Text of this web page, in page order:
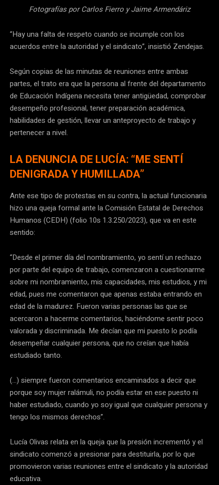
Fotografías por Carlos Fierro y Jaime Armendáriz
“Hay una falta de respeto cuando se incumple con los
acuerdos entre la autoridad y el sindicato”, insistió Zendejas.
Según copias de las minutas de reuniones entre ambas
partes, el trato era que la persona al frente del departamento
de Educación Indígena necesita tener antigüedad, comprobar
desempeño profesional, tener preparación académica,
habilidades de gestión, llevar un anteproyecto de trabajo y
pertenecer a nivel.
LA DENUNCIA DE LUCÍA: “ME SENTÍ
DENIGRADA Y HUMILLADA”
Ante ese tipo de protestas en su contra, la actual funcionaria
hizo una queja formal ante la Comisión Estatal de Derechos
Humanos (CEDH) (folio 10s 1.3.250/2023), que va en este
sentido:
“Desde el primer día del nombramiento, yo sentí un rechazo
por parte del equipo de trabajo, comenzaron a cuestionarme
sobre mi nombramiento, mis capacidades, mis estudios, y mi
edad, pues me comentaron que apenas estaba entrando en
edad de la madurez. Fueron varias personas las que se
acercaron a hacerme comentarios, haciéndome sentir poco
valorada y discriminada. Me decían que mi puesto lo podía
desempeñar cualquier persona, que no creían que había
estudiado tanto.
(…) siempre fueron comentarios encaminados a decir que
porque soy mujer ralámuli, no podía estar en ese puesto ni
haber estudiado, cuando yo soy igual que cualquier persona y
tengo los mismos derechos”.
Lucía Olivas relata en la queja que la presión incrementó y el
sindicato comenzó a presionar para destituirla, por lo que
promovieron varias reuniones entre el sindicato y la autoridad
educativa.